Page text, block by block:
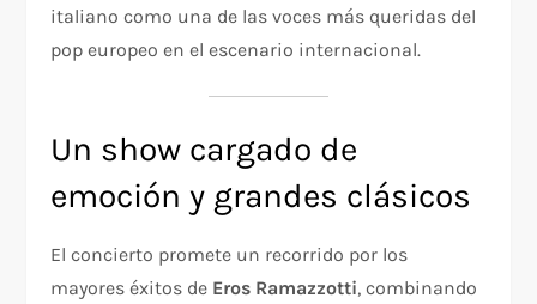
italiano como una de las voces más queridas del
pop europeo en el escenario internacional.
Un show cargado de
emoción y grandes clásicos
El concierto promete un recorrido por los
mayores éxitos de Eros Ramazzotti, combinando